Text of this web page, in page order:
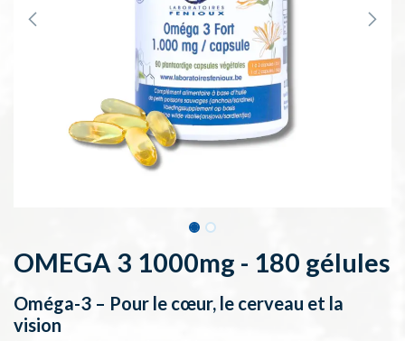
OMEGA 3 1000mg - 180 gélules
Oméga-3 – Pour le cœur, le cerveau et la
vision